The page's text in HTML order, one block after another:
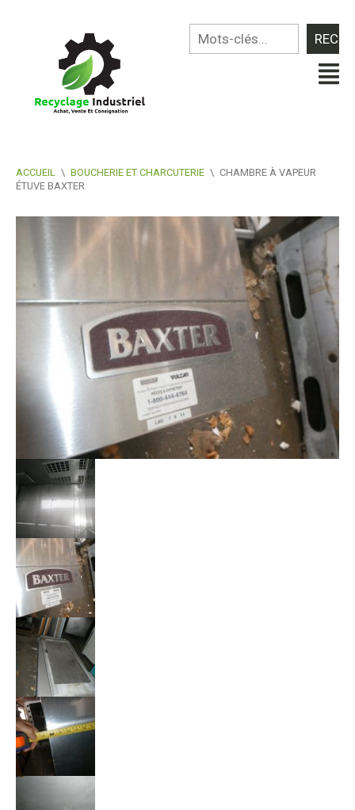
ACCUEIL \ BOUCHERIE ET CHARCUTERIE \ CHAMBRE À VAPEUR
ÉTUVE BAXTER